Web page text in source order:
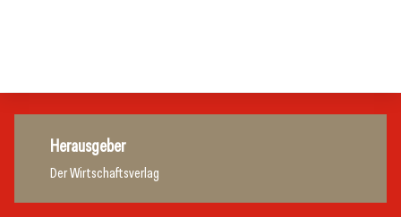
Herausgeber
Der Wirtschaftsverlag